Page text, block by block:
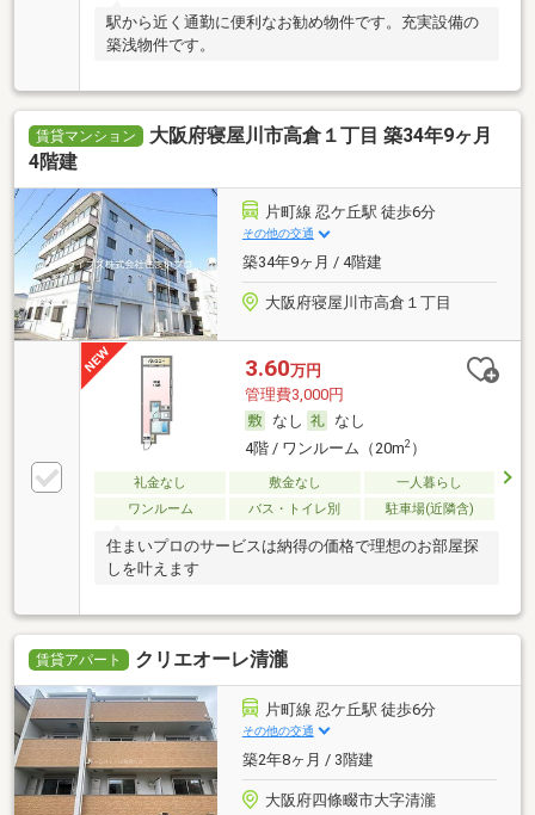
駅から近く通勤に便利なお勧め物件です。充実設備の
築浅物件です。
賃貸マンション
大阪府寝屋川市高倉１丁目 築34年9ヶ月
4階建
片町線 忍ケ丘駅 徒歩6分
その他の交通
築34年9ヶ月 / 4階建
大阪府寝屋川市高倉１丁目
3.60万円
管理費3,000円
なし
なし
4階 / ワンルーム（20m2）
礼金なし 敷金なし
一人暮らし
ワンルーム
バス・トイレ別 駐車場(近隣含)
住まいプロのサービスは納得の価格で理想のお部屋探
しを叶えます
賃貸アパート クリエオーレ清瀧
片町線 忍ケ丘駅 徒歩6分
その他の交通
築2年8ヶ月 / 3階建
大阪府四條畷市大字清瀧